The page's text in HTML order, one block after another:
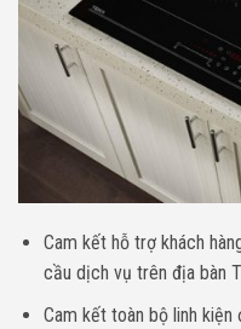
Cam kết hỗ trợ khách
cầu dịch vụ trên địa bàn
Cam kết toàn bộ linh